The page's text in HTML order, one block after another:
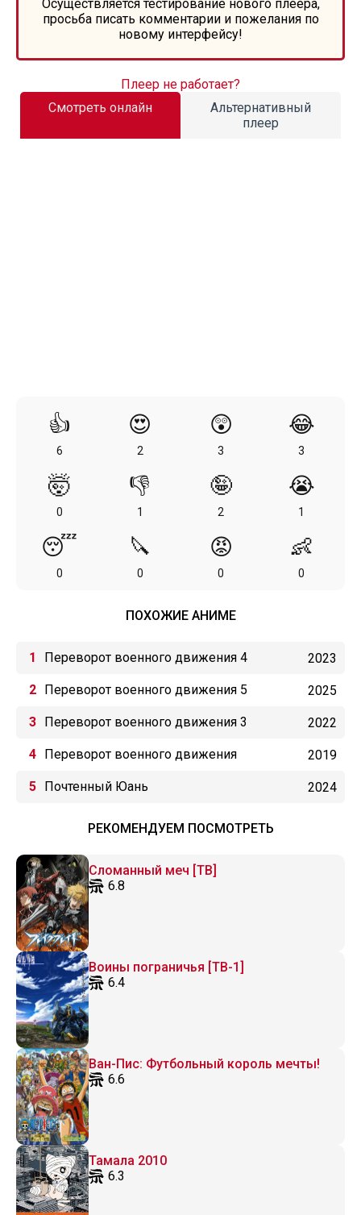
Осуществляется тестирование нового плеера,
просьба писать комментарии и пожелания по
новому интерфейсу!
Смотреть онлайн
Альтернативный
плеер
Плеер не работает?
👍
6
😍
2
😲
3
😂
3
🤯
0
👎
1
🤪
2
😭
1
😴
0
🔪
0
😡
0
👶
0
ПОХОЖИЕ АНИМЕ
Переворот военного движения 4 2023
Переворот военного движения 5 2025
Переворот военного движения 3 2022
Переворот военного движения 2019
Почтенный Юань 2024
РЕКОМЕНДУЕМ ПОСМОТРЕТЬ
Сломанный меч [ТВ]
6.8
Воины пограничья [ТВ-1]
6.4
Ван-Пис: Футбольный король мечты!
6.6
Тамала 2010
6.3